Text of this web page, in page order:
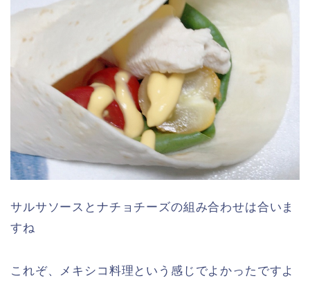
サルサソースとナチョチーズの組み合わせは合いま
すね
これぞ、メキシコ料理という感じでよかったですよ